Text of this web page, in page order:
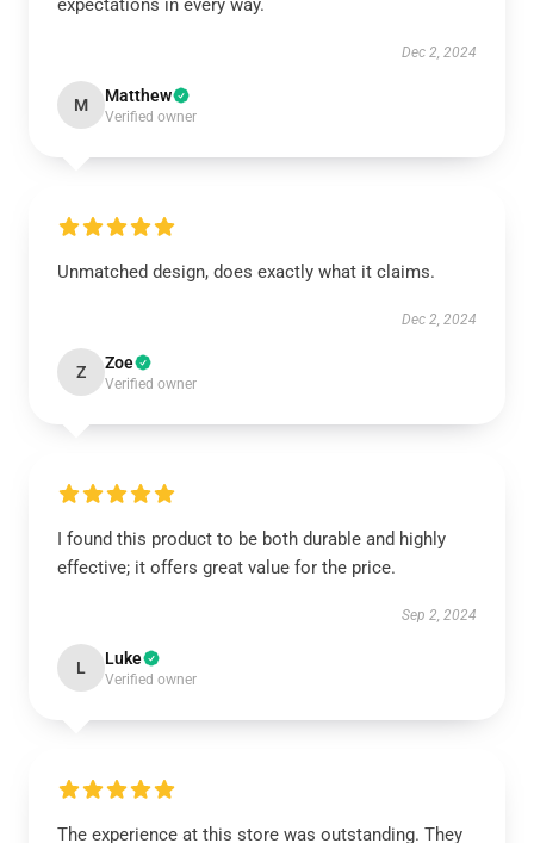
expectations in every way.
Dec 2, 2024
M Matthew
Verified owner
Unmatched design, does exactly what it claims.
Dec 2, 2024
Z Zoe
Verified owner
I found this product to be both durable and highly
effective; it offers great value for the price.
Sep 2, 2024
L Luke
Verified owner
The experience at this store was outstanding. They